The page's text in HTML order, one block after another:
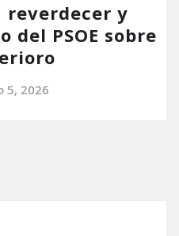
reverdecer y
del PSOE sobre
5, 2026